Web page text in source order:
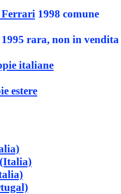
Ferrari 1998 comune
1995 rara, non in vendita
italiane
estere